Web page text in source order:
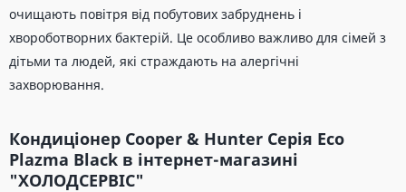
очищають повітря від побутових забруднень і
хвороботворних бактерій. Це особливо важливо для сімей з
дітьми та людей, які страждають на алергічні
захворювання.
Кондиціонер Cooper & Hunter Серія Eco
Plazma Black в інтернет-магазині
"ХОЛОДСЕРВІС"